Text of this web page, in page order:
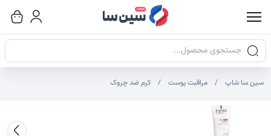
جستجوی محصولات
سین سا شاپ مراقبت پوست کرم ضد چروک
تصاویر محصول
تصویر شاخص محصول
سایر تصاویر محصول - تصاویر بندانگشتی